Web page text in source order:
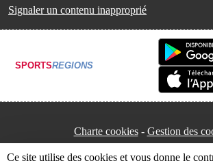
Signaler un contenu inapproprié
SPORTSREGIONS
Charte cookies Gestion des
Ce site utilise des cookies et vous donne le